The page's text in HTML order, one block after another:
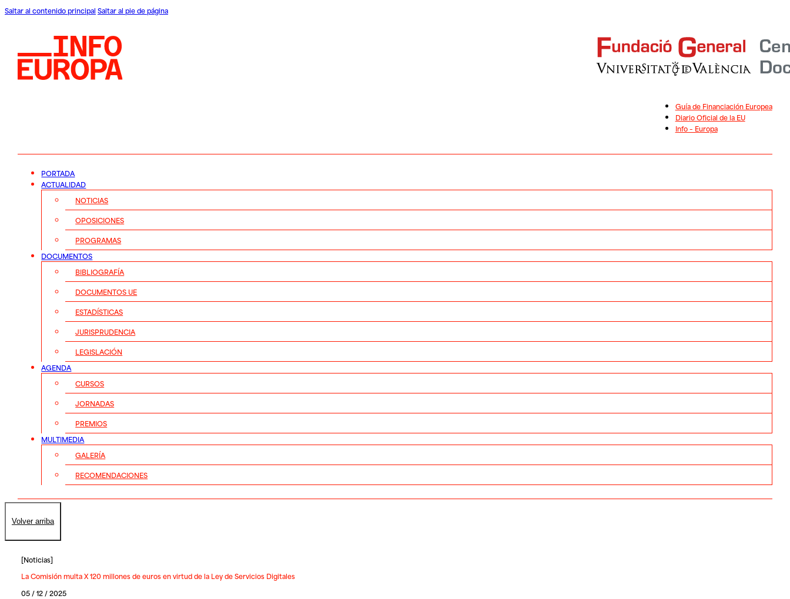
Saltar al contenido principal Saltar al pie de página
Guía de Financiación Europea
Diario Oficial de la EU
Info – Europa
PORTADA
ACTUALIDAD
NOTICIAS
OPOSICIONES
PROGRAMAS
DOCUMENTOS
BIBLIOGRAFÍA
DOCUMENTOS UE
ESTADÍSTICAS
JURISPRUDENCIA
LEGISLACIÓN
AGENDA
CURSOS
JORNADAS
PREMIOS
MULTIMEDIA
GALERÍA
RECOMENDACIONES
Volver arriba
[Noticias]
La Comisión multa X 120 millones de euros en virtud de la Ley de Servicios Digitales
05 / 12 / 2025